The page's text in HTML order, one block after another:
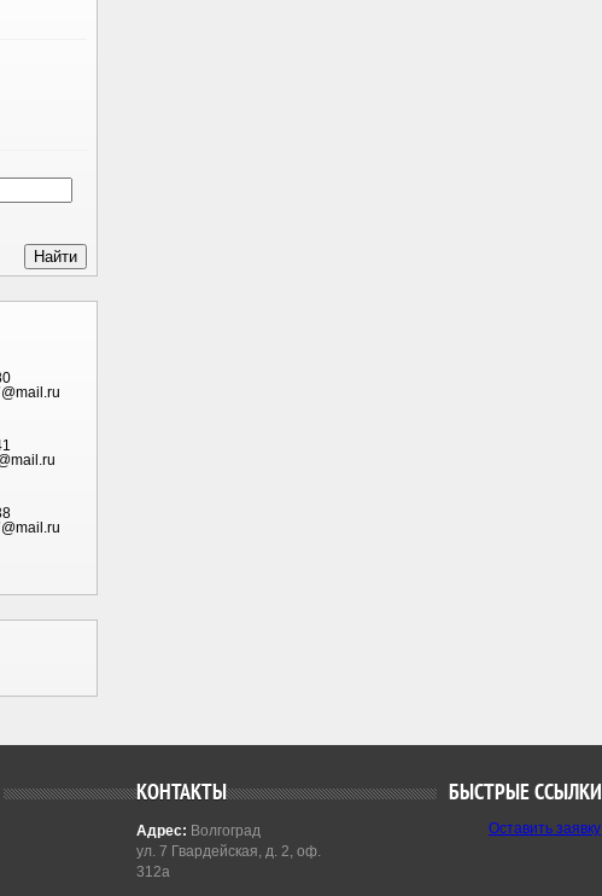
КОНТАКТЫ
Адрес: Волгоград
ул. 7 Гвардейская, д. 2, оф.
312а
БЫСТРЫЕ ССЫЛКИ
Оставить заявку